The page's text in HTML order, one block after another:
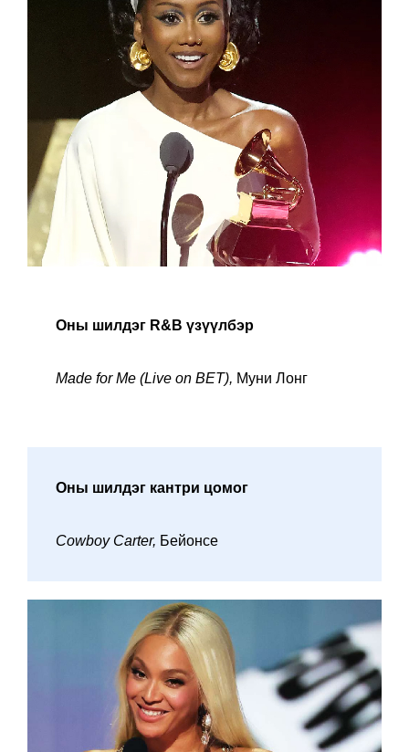
Оны шилдэг R&B үзүүлбэр
Made for Me (Live on BET), Муни Лонг
Оны шилдэг кантри цомог
Cowboy Carter, Бейонсе